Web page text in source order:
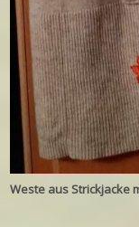
Weste aus Strickjacke